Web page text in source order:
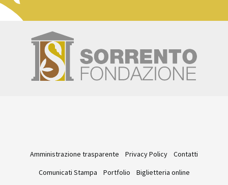
Amministrazione trasparente Privacy Policy
Contatti
Comunicati Stampa
Portfolio Biglietteria online